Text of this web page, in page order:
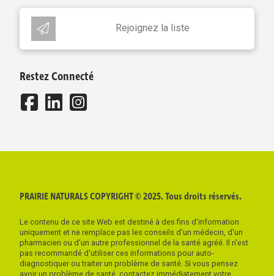
Rejoignez la liste
Restez Connecté
PRAIRIE NATURALS COPYRIGHT © 2025. Tous droits réservés.
Le contenu de ce site Web est destiné à des fins d'information
uniquement et ne remplace pas les conseils d'un médecin, d'un
pharmacien ou d'un autre professionnel de la santé agréé. Il n'est
pas recommandé d'utiliser ces informations pour auto-
diagnostiquer ou traiter un problème de santé. Si vous pensez
avoir un problème de santé, contactez immédiatement votre